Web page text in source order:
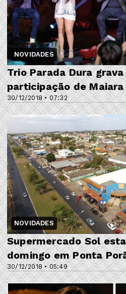
NOVIDADES
30/12/2018 • 07:32
Trio Parada Dura
participação de
NOVIDADES
30/12/2018 • 05:49
Supermercado Sol
domingo em Ponta